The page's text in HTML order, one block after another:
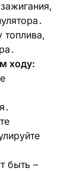
ходу:
быть –